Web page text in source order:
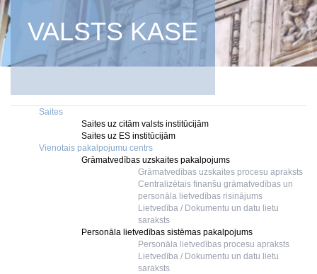
VALSTS KASE
Saites
Saites uz citām valsts institūcijām
Saites uz ES institūcijām
Vienotais pakalpojumu centrs
Grāmatvedības uzskaites pakalpojums
Grāmatvedības uzskaites procesu apraksts
Centralizētais finanšu grāmatvedības un
personāla lietvedības risinājums
Lietvedība / Dokumentu un datu lietu
saraksts
Personāla lietvedības sistēmas pakalpojums
Personāla lietvedības procesu apraksts
Lietvedība / Dokumentu un datu lietu
saraksts